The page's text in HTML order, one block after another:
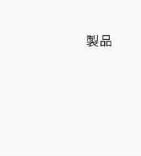
製品
ニタ